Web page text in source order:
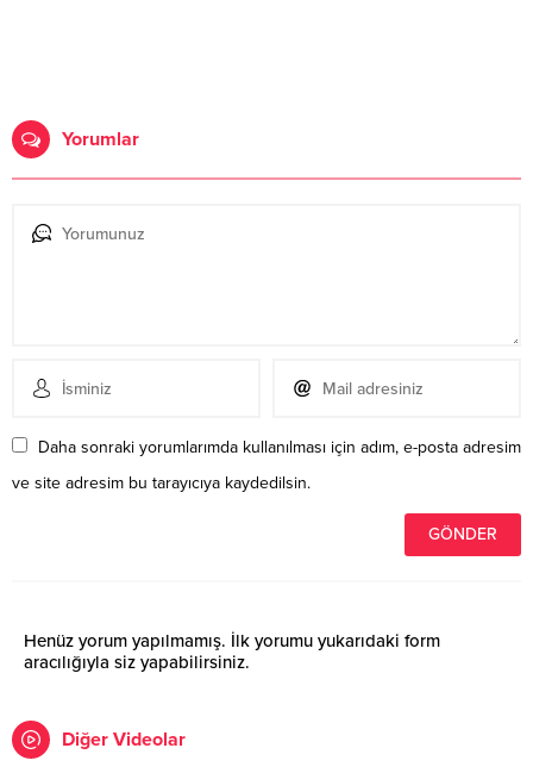
Yorumlar
Daha sonraki yorumlarımda kullanılması için adım, e-posta adresim
ve site adresim bu tarayıcıya kaydedilsin.
Henüz yorum yapılmamış. İlk yorumu yukarıdaki form
aracılığıyla siz yapabilirsiniz.
Diğer Videolar